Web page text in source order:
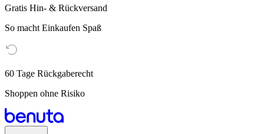
Gratis Hin- & Rückversand
So macht Einkaufen Spaß
60 Tage Rückgaberecht
Shoppen ohne Risiko